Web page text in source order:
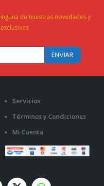
de nuestras novedades y
Servicios
Términos y Condiciones
Mi Cuenta